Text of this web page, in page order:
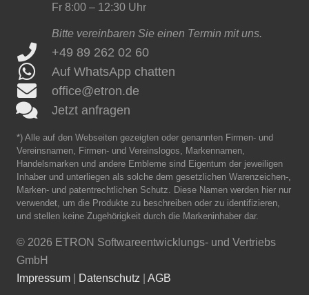
Fr 8:00 – 12:30 Uhr
Bitte vereinbaren Sie einen Termin mit uns.
+49 89 262 02 60
Auf WhatsApp chatten
office@etron.de
Jetzt anfragen
*) Alle auf den Webseiten gezeigten oder genannten Firmen- und
Vereinsnamen, Firmen- und Vereinslogos, Markennamen,
Handelsmarken und andere Embleme sind Eigentum der jeweiligen
Inhaber und unterliegen als solche dem gesetzlichen Warenzeichen-,
Marken- und patentrechtlichen Schutz. Diese Namen werden hier nur
verwendet, um die Produkte zu beschreiben oder zu identifizieren,
und stellen keine Zugehörigkeit durch die Markeninhaber dar.
© 2026 ETRON Softwareentwicklungs- und Vertriebs
GmbH
Impressum
Datenschutz AGB